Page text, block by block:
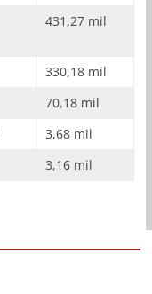
431,27 mil
330,18 mil
70,18 mil
3,68 mil
3,16 mil